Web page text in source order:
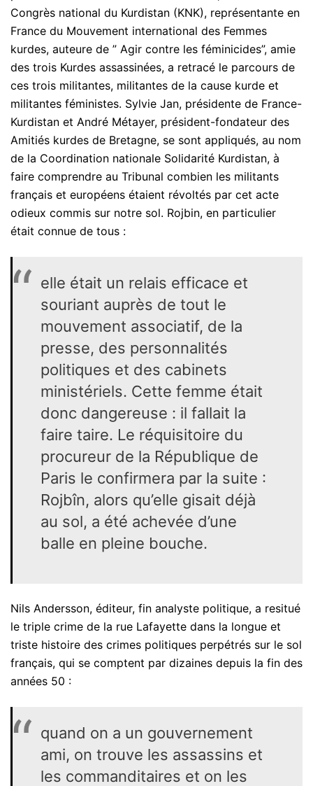
Congrès national du Kurdistan (KNK), représentante en
France du Mouvement international des Femmes
kurdes, auteure de ” Agir contre les féminicides”, amie
des trois Kurdes assassinées, a retracé le parcours de
ces trois militantes, militantes de la cause kurde et
militantes féministes. Sylvie Jan, présidente de France-
Kurdistan et André Métayer, président-fondateur des
Amitiés kurdes de Bretagne, se sont appliqués, au nom
de la Coordination nationale Solidarité Kurdistan, à
faire comprendre au Tribunal combien les militants
français et européens étaient révoltés par cet acte
odieux commis sur notre sol. Rojbin, en particulier
était connue de tous :
elle était un relais efficace et
souriant auprès de tout le
mouvement associatif, de la
presse, des personnalités
politiques et des cabinets
ministériels. Cette femme était
donc dangereuse : il fallait la
faire taire. Le réquisitoire du
procureur de la République de
Paris le confirmera par la suite :
Rojbîn, alors qu’elle gisait déjà
au sol, a été achevée d’une
balle en pleine bouche.
Nils Andersson, éditeur, fin analyste politique, a resitué
le triple crime de la rue Lafayette dans la longue et
triste histoire des crimes politiques perpétrés sur le sol
français, qui se comptent par dizaines depuis la fin des
années 50 :
quand on a un gouvernement
ami, on trouve les assassins et
les commanditaires et on les